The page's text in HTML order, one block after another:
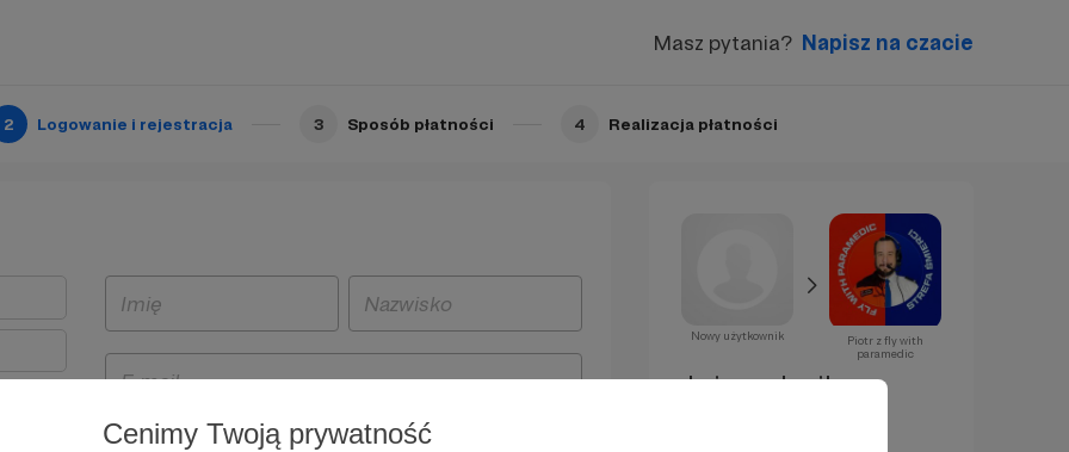
Cenimy Twoją prywatność
Masz pytania? Napisz na czacie
2 Logowanie i rejestracja 3 Sposób płatności 4 Realizacja płatności
Nowy użytkownik
Piotr z fly with
paramedic
Już za chwilę